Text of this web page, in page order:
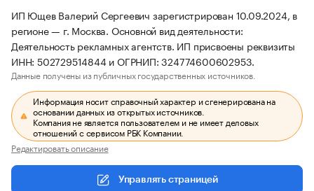
ИП Ющев Валерий Сергеевич зарегистрирован 10.09.2024, в
регионе — г. Москва. Основной вид деятельности:
Деятельность рекламных агентств. ИП присвоены реквизиты
ИНН: 502729514844 и ОГРНИП: 324774600602953.
Данные получены из публичных государственных источников.
Информация носит справочный характер и сгенерирована на
основании данных из открытых источников.
Компания не является пользователем и не имеет деловых
отношений с сервисом РБК Компании.
Редактировать описание
Управлять страницей